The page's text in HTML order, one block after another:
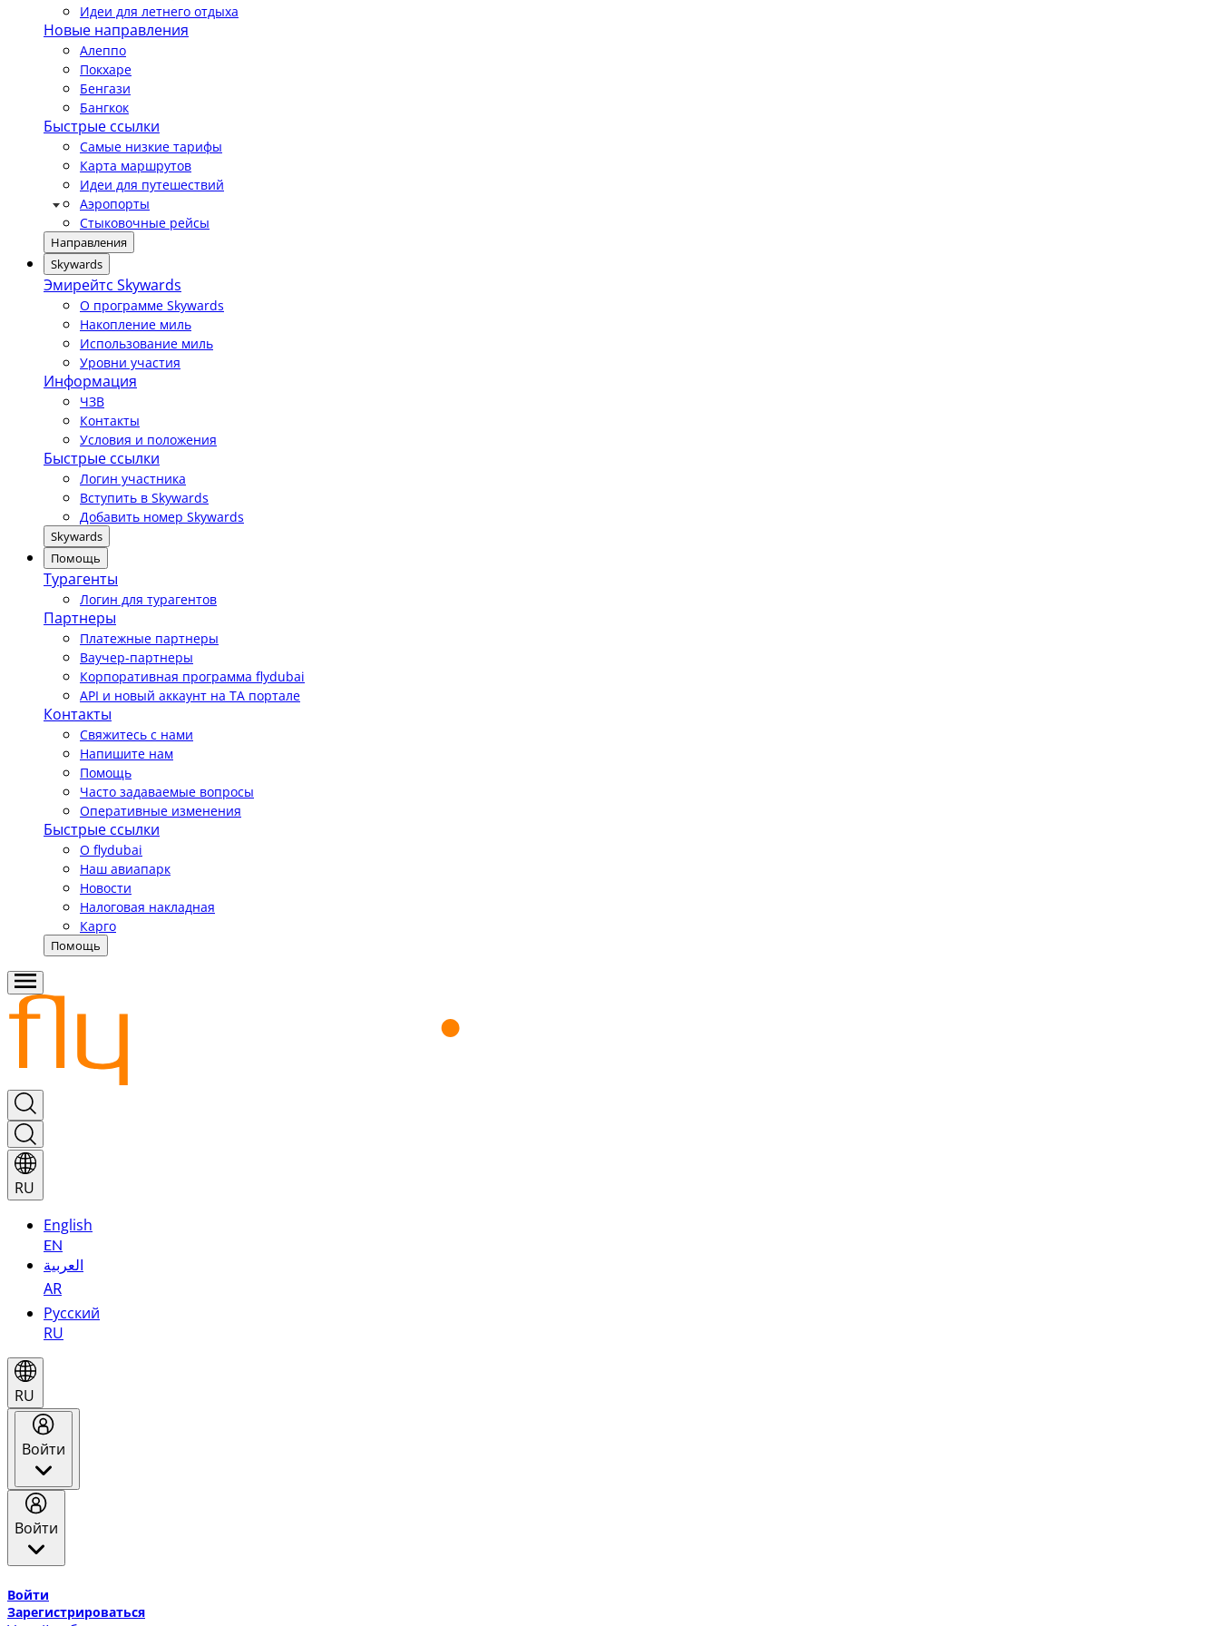
Идеи для летнего отдыха
Новые направления
Алеппо
Покхаре
Бенгази
Бангкок
Быстрые ссылки
Самые низкие тарифы
Карта маршрутов
Идеи для путешествий
Аэропорты
Стыковочные рейсы
Направления
Skywards
Эмирейтс Skywards
О программе Skywards
Накопление миль
Использование миль
Уровни участия
Информация
ЧЗВ
Контакты
Условия и положения
Быстрые ссылки
Логин участника
Вступить в Skywards
Добавить номер Skywards
Skywards
Помощь
Турагенты
Логин для турагентов
Партнеры
Платежные партнеры
Ваучер-партнеры
Корпоративная программа flydubai
API и новый аккаунт на TA портале
Контакты
Свяжитесь с нами
Напишите нам
Помощь
Часто задаваемые вопросы
Оперативные изменения
Быстрые ссылки
О flydubai
Наш авиапарк
Новости
Налоговая накладная
Карго
Помощь
RU
English
EN
العربية
AR
Русский
RU
RU
Войти
Войти
Войти
Зарегистрироваться